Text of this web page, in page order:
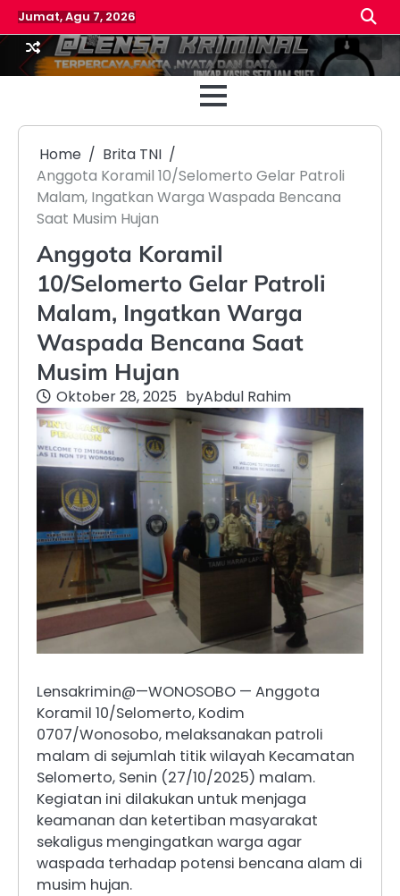
Skip
to
content
Jumat, Agu 7, 2026
Beranda
Home
Brita TNI
Anggota Koramil 10/Selomerto Gelar Patroli
Malam, Ingatkan Warga Waspada Bencana
Saat Musim Hujan
Anggota Koramil
10/Selomerto Gelar Patroli
Malam, Ingatkan Warga
Waspada Bencana Saat
Musim Hujan
Oktober 28, 2025 byAbdul Rahim
Lensakrimin@—WONOSOBO — Anggota
Koramil 10/Selomerto, Kodim
0707/Wonosobo, melaksanakan patroli
malam di sejumlah titik wilayah Kecamatan
Selomerto, Senin (27/10/2025) malam.
Kegiatan ini dilakukan untuk menjaga
keamanan dan ketertiban masyarakat
sekaligus mengingatkan warga agar
waspada terhadap potensi bencana alam di
musim hujan.